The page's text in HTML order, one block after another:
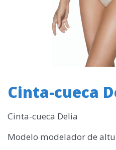
Cinta-cueca
Cinta-cueca Delia
Modelo modelador de